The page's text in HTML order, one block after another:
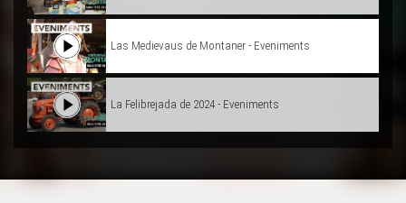
Las Medievaus de Montaner - Eveniments
La Felibrejada de 2024 - Eveniments